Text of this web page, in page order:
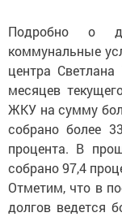
Подробно о
коммунальные
центра
месяцев
ЖКУ на сумму
собрано более
процента. В
собрано 97,4
Отметим, что в
долгов ведется